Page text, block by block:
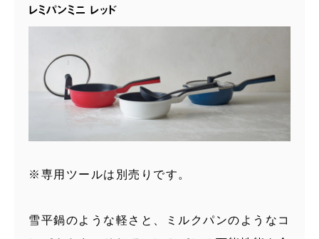
レミパンミニ レッド
※専用ツールは別売りです。
雪平鍋のような軽さと、ミルクパンのようなコ